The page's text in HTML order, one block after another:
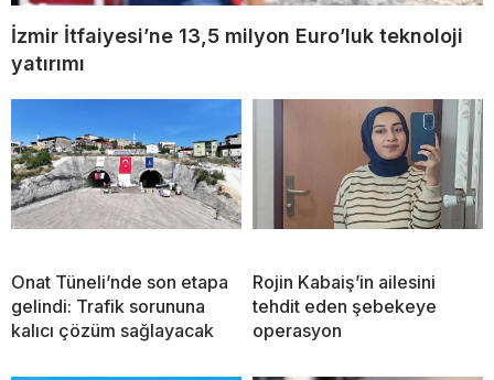
İzmir İtfaiyesi’ne 13,5 milyon Euro’luk teknoloji
yatırımı
Onat Tüneli’nde son etapa
gelindi: Trafik sorununa
kalıcı çözüm sağlayacak
Rojin Kabaiş’in ailesini
tehdit eden şebekeye
operasyon